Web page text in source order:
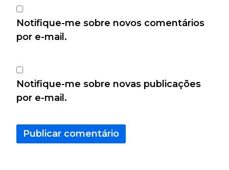
Notifique-me sobre novos comentários
por e-mail.
Notifique-me sobre novas publicações
por e-mail.